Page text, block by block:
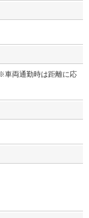
両通勤時は距離に応